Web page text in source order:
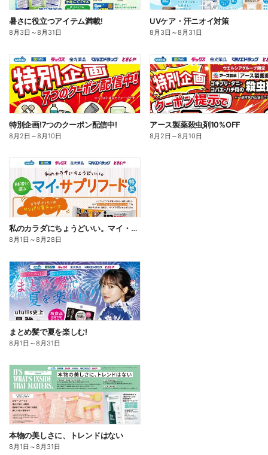
暑さに役立つアイテム満載!
8月3日 ～8月31日
UVケア・汗ニオイ対策
8月3日 ～8月31日
特別企画!7つのクーポン配信中!
8月2日 ～8月10日
アース製薬殺虫剤10%OFF
8月2日 ～8月10日
私のカラダにちょうどいい。マイ・サプリフード
8月1日 ～8月28日
まとめ髪で夏を楽しむ!
8月1日 ～8月31日
本物の美しさに、トレンドはない
8月1日 ～8月31日